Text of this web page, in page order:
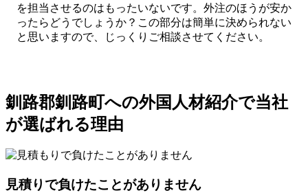
を担当させるのはもったいないです。外注のほうが安か
ったらどうでしょうか？この部分は簡単に決められない
と思いますので、じっくりご相談させてください。
釧路郡釧路町への外国人材紹介で当社
が選ばれる理由
見積りで負けたことがありません